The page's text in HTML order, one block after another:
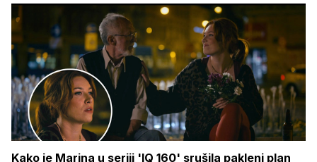
Kako je Marina u seriji 'IQ 160' srušila pakleni plan